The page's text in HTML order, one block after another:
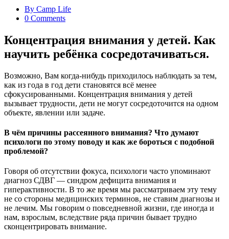
By Camp Life
0 Comments
Концентрация внимания у детей. Как
научить ребёнка сосредотачиваться.
Возможно, Вам когда-нибудь приходилось наблюдать за тем,
как из года в год дети становятся всё менее
сфокусированными. Концентрация внимания у детей
вызывает трудности, дети не могут сосредоточится на одном
объекте, явлении или задаче.
В чём причины рассеянного внимания? Что думают
психологи по этому поводу и как же бороться с подобной
проблемой?
Говоря об отсутствии фокуса, психологи часто упоминают
диагноз СДВГ — синдром дефицита внимания и
гиперактивности. В то же время мы рассматриваем эту тему
не со стороны медицинских терминов, не ставим диагнозы и
не лечим. Мы говорим о повседневной жизни, где иногда и
нам, взрослым, вследствие ряда причин бывает трудно
сконцентрировать внимание.